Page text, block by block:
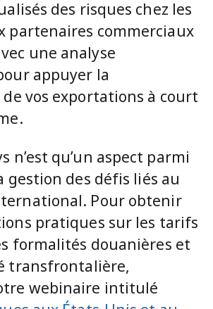
des risques chez les
partenaires commerciaux
une analyse
appuyer la
vos exportations à court
n’est qu’un aspect parmi
gestion des défis liés au
Pour obtenir
pratiques sur les tarifs
formalités douanières et
transfrontalière,
webinaire intitulé